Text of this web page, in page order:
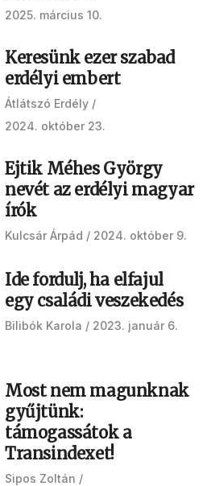
2025. március 10.
Keresünk ezer szabad
erdélyi embert
Átlátszó Erdély
2024. október 23.
Ejtik Méhes György
nevét az erdélyi magyar
írók
Kulcsár Árpád 2024. október 9.
Ide fordulj, ha elfajul
egy családi veszekedés
Bilibók Karola 2023. január 6.
Most nem magunknak
gyűjtünk:
támogassátok a
Transindexet!
Sipos Zoltán